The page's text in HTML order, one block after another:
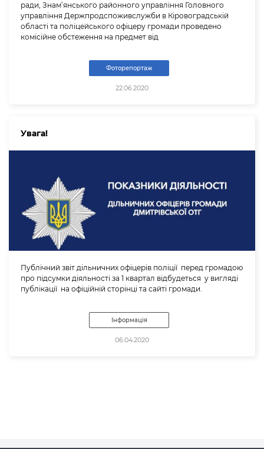
ради, Знам’янського районного управління Головного
управління Держпродспоживслужби в Кіровоградській
області та поліцейського офіцеру громади проведено
комісійне обстеження на предмет від
Фоторепортаж
22.06.2020
Увага!
Публічний звіт дільничних офіцерів поліції перед громадою
про підсумки діяльності за 1 квартал відбудеться у вигляді
публікації на офіційній сторінці та сайті громади.
Інформація
06.04.2020